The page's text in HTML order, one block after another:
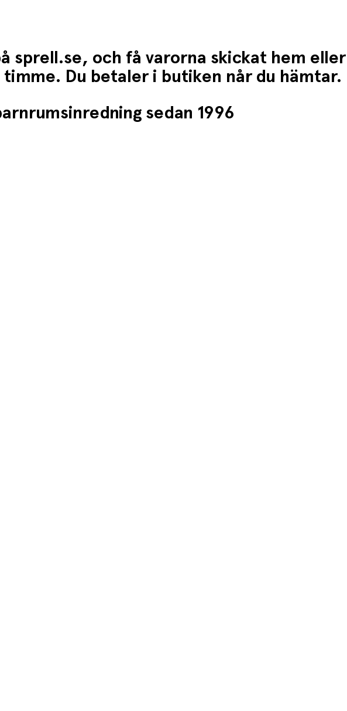
sprell.se, och få varorna skickat hem
Du betaler i butiken når du hämtar.
sedan 1996